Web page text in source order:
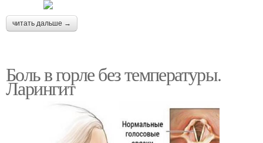
читать дальше →
Боль в горле без температуры.
Ларингит